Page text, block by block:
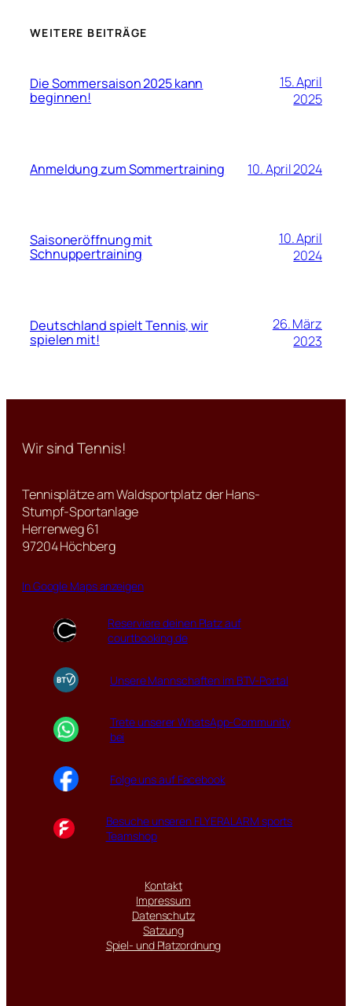
WEITERE BEITRÄGE
Die Sommersaison 2025 kann
beginnen!
15. April
2025
Anmeldung zum Sommertraining 10. April 2024
Saisoneröffnung mit
Schnuppertraining
10. April
2024
Deutschland spielt Tennis, wir
spielen mit!
26. März
2023
Wir sind Tennis!
Tennisplätze am Waldsportplatz der Hans-
Stumpf-Sportanlage
Herrenweg 61
97204 Höchberg
In Google Maps anzeigen
Reserviere deinen Platz auf
courtbooking.de
Unsere Mannschaften im BTV-Portal
Trete unserer WhatsApp-Community
bei
Folge uns auf Facebook
Besuche unseren FLYERALARM sports
Teamshop
Kontakt
Impressum
Datenschutz
Satzung
Spiel- und Platzordnung